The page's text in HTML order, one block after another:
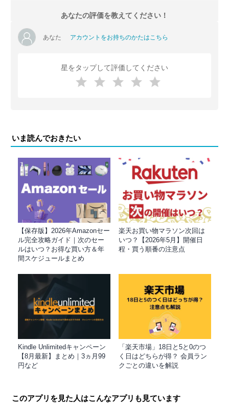
あなたの評価を教えてください！
あなた アカウントをお持ちのかたはこちら
星をタップして評価してください
いま読んでおきたい
【保存版】2026年Amazonセー
ル完全攻略ガイド｜次のセー
ルはいつ？お得な買い方＆年
間スケジュールまとめ
楽天お買い物マラソン次回は
いつ？【2026年5月】開催日
程・買う順番の注意点
Kindle Unlimitedキャンペーン
【8月最新】まとめ｜3ヵ月99
円など
「楽天市場」18日と5と0のつ
く日はどちらが得？ 会員ラン
クごとの違いを解説
このアプリを見た人はこんなアプリも見ています